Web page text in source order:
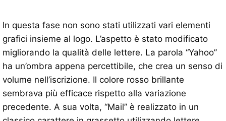
In questa fase non sono stati utilizzati vari elementi
grafici insieme al logo. L’aspetto è stato modificato
migliorando la qualità delle lettere. La parola “Yahoo”
ha un’ombra appena percettibile, che crea un senso di
volume nell’iscrizione. Il colore rosso brillante
sembrava più efficace rispetto alla variazione
precedente. A sua volta, “Mail” è realizzato in un